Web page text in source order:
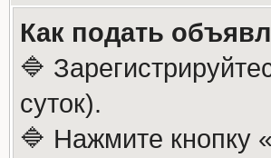
Как подать
🔷
суток).
🔷 Нажмите кнопку